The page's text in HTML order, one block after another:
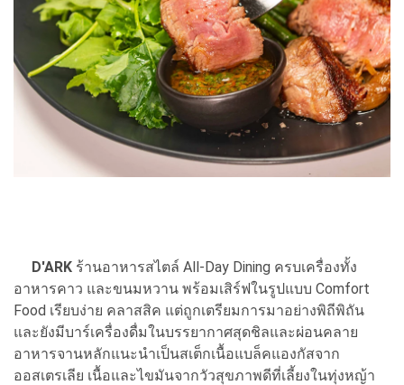
D'ARK ร้านอาหารสไตล์ All-Day Dining ครบเครื่องทั้ง
อาหารคาว และขนมหวาน พร้อมเสิร์ฟในรูปแบบ Comfort
Food เรียบง่าย คลาสสิค แต่ถูกเตรียมการมาอย่างพิถีพิถัน
และยังมีบาร์เครื่องดื่มในบรรยากาศสุดชิลและผ่อนคลาย
อาหารจานหลักแนะนำเป็นสเต็กเนื้อแบล็คแองกัสจาก
ออสเตรเลีย เนื้อและไขมันจากวัวสุขภาพดีที่เลี้ยงในทุ่งหญ้า